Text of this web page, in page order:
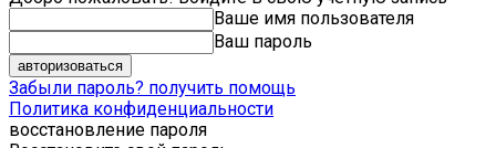
Ваше имя пользователя
Ваш пароль
Забыли пароль? получить помощь
Политика конфиденциальности
восстановление пароля